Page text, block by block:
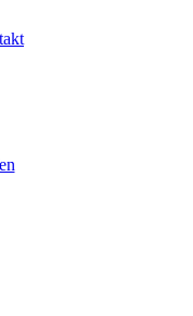
Opens